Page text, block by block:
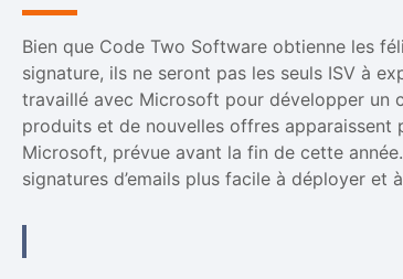
Bien que Code Two Software obtienne les
signature, ils ne seront pas les seuls ISV à
travaillé avec Microsoft pour développer un
produits et de nouvelles offres apparaissent
Microsoft, prévue avant la fin de cette
signatures d’emails plus facile à déployer et